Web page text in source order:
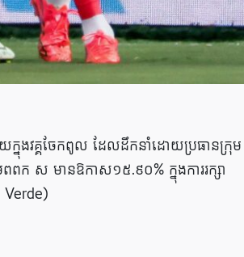
ក្នុងវគ្គចែកពូល ដែលដឹកនាំដោយប្រធានក្រុម
ពក ស មានឱកាស១៥.៩០% ក្នុងការរក្សា